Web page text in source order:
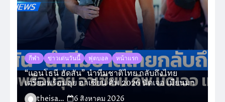
กีฬา ข่าวเด่นวันนี้ ฟุตบอล หน้าแรก
“แอนโธนี ฮัดสัน” นำทีมชาติไทย กลับถึงไทย
เตรียมพร้อมลุย อาเซียน คัพ 2026 นัดเจอ เมียนมา
theisara_admin 6 สิงหาคม 2026